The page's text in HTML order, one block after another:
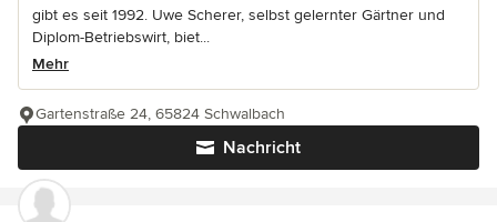
gibt es seit 1992. Uwe Scherer, selbst gelernter Gärtner und
Diplom-Betriebswirt, biet...
Mehr
Nachricht
Gartenstraße 24, 65824 Schwalbach